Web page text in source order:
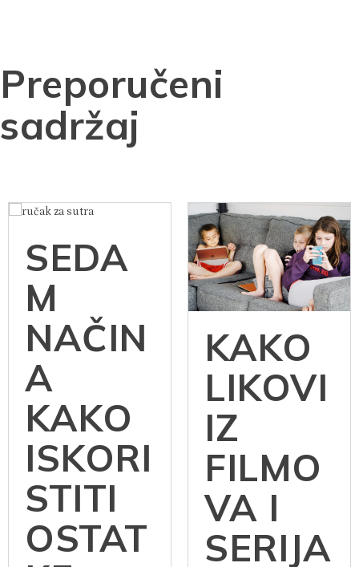
Preporučeni
sadržaj
SEDA
M
NAČIN
A
KAKO
ISKORI
STITI
OSTAT
KAKO
LIKOVI
IZ
FILMO
VA I
SERIJA